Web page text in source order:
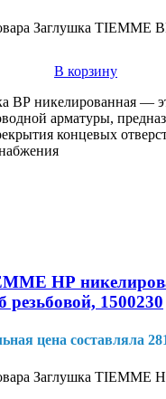
Заглушка TIEMME
В корзину
ВР никелированная —
арматуры,
концевых
НР
резьбовой, 1500230
цена составляла
Заглушка TIEMME